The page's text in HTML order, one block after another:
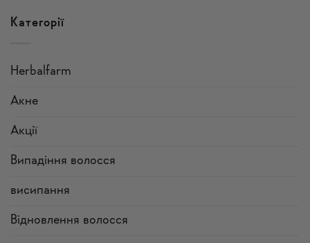
Категорії
Herbalfarm
Акне
Акції
Випадіння волосся
висипання
Відновлення волосся